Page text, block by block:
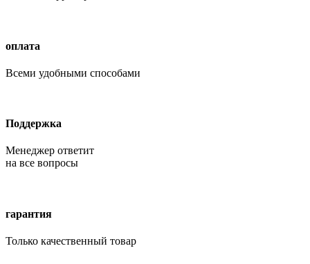
оплата
Всеми удобными способами
Поддержка
Менеджер ответит
на все вопросы
гарантия
Только качественный товар